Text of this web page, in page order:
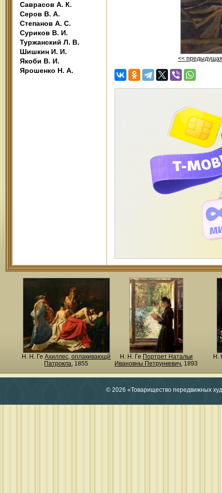
Саврасов А. К.
Серов В. А.
Степанов А. С.
Суриков В. И.
Туржанский Л. В.
Шишкин И. И.
Якоби В. И.
Ярошенко Н. А.
<<
Н. Н. ГеАхиллес, оплакивающй
Патрокла, 1855
Н. Н. Ге Портрет Натальи
Ивановны Петрункевич, 1893
Н.
© 2026 «Товарищество передвижных